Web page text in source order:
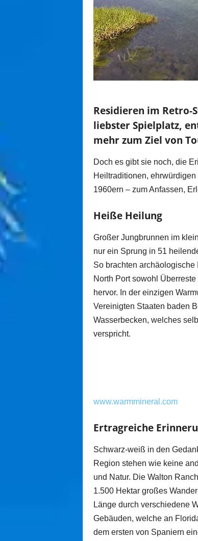
Residieren im Retro-
liebster Spielplatz,
mehr zum Ziel von
Doch es gibt sie noch, die
Heiltraditionen,
1960ern – zum Anfassen,
Heiße Heilung
Großer Jungbrunnen im
nur ein Sprung in 51
So brachten
North Port sowohl
hervor. In der einzigen
Vereinigten Staaten baden
Wasserbecken, welches
verspricht.
www.warmmineral.com
Ertragreiche
Schwarz-weiß in den
Region stehen wie keine
und Natur. Die Walton
1.500 Hektar großes
Länge durch verschiedene
Gebäuden, welche an
dem ersten von Spaniern